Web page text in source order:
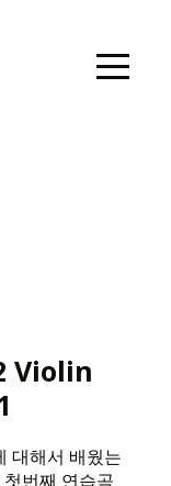
Violin
대해서 배웠는
번째 연습곡